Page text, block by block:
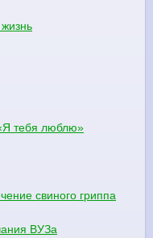
тебя люблю»
свиного гриппа
ВУЗа